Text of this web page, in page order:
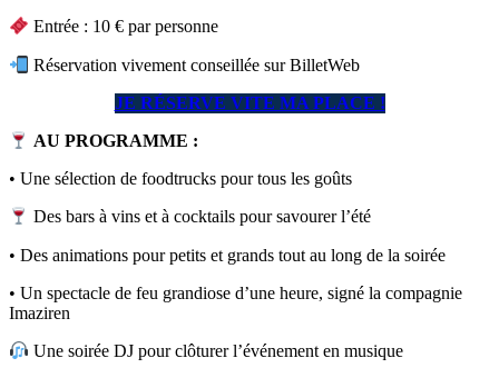
Entrée : 10 € par personne
Réservation vivement conseillée sur BilletWeb
JE RÉSERVE VITE MA PLACE !
AU PROGRAMME :
• Une sélection de foodtrucks pour tous les goûts
Des bars à vins et à cocktails pour savourer l’été
• Des animations pour petits et grands tout au long de la soirée
• Un spectacle de feu grandiose d’une heure, signé la compagnie
Imaziren
Une soirée DJ pour clôturer l’événement en musique